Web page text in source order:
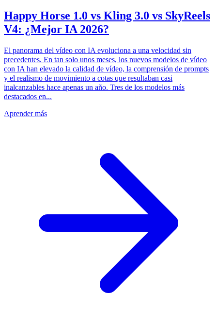
Happy Horse 1.0 vs Kling 3.0 vs SkyReels
V4: ¿Mejor IA 2026?
El panorama del vídeo con IA evoluciona a una velocidad sin
precedentes. En tan solo unos meses, los nuevos modelos de vídeo
con IA han elevado la calidad de vídeo, la comprensión de prompts
y el realismo de movimiento a cotas que resultaban casi
inalcanzables hace apenas un año. Tres de los modelos más
destacados en...
Aprender más